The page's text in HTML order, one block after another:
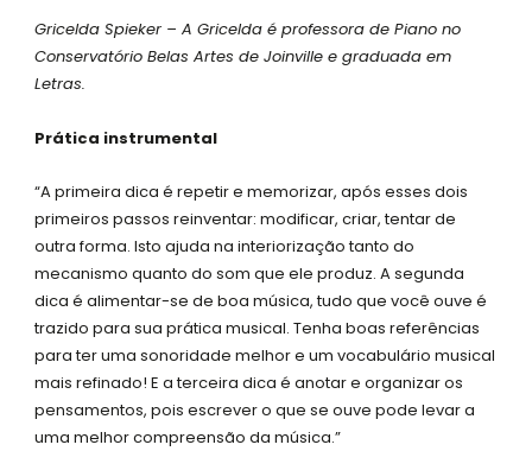
Gricelda Spieker – A Gricelda é professora de Piano no
Conservatório Belas Artes de Joinville e graduada em
Letras.
Prática instrumental
“A primeira dica é repetir e memorizar, após esses dois
primeiros passos reinventar: modificar, criar, tentar de
outra forma. Isto ajuda na interiorização tanto do
mecanismo quanto do som que ele produz. A segunda
dica é alimentar-se de boa música, tudo que você ouve é
trazido para sua prática musical. Tenha boas referências
para ter uma sonoridade melhor e um vocabulário musical
mais refinado! E a terceira dica é anotar e organizar os
pensamentos, pois escrever o que se ouve pode levar a
uma melhor compreensão da música.”